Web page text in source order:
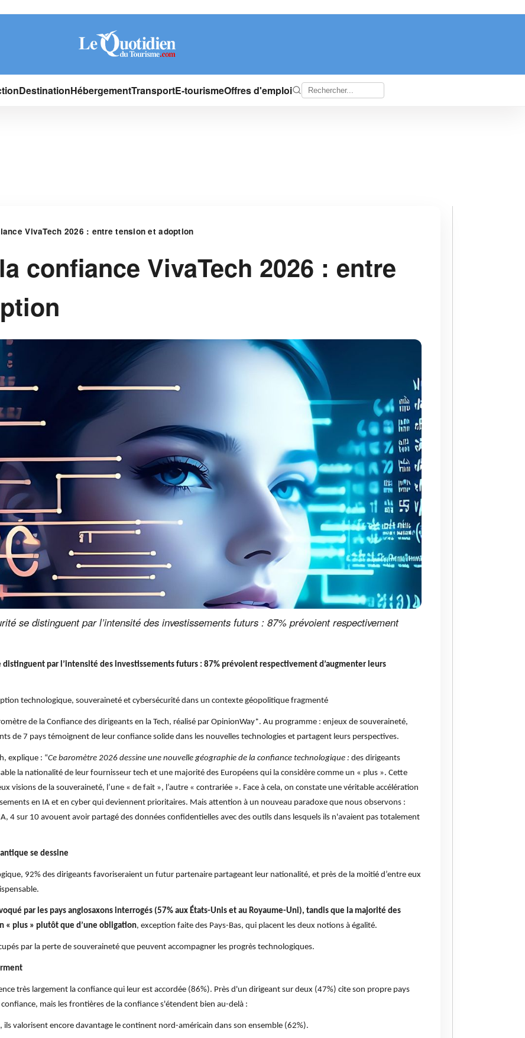
DestinationHébergementTransportE-tourismeOffres d'emploi
VivaTech 2026 : entre tension et adoption
confiance VivaTech 2026 : entre
se distinguent par l’intensité des investissements futurs : 87% prévoient respectivement
par l’intensité des investissements futurs : 87% prévoient respectivement d’augmenter leurs
technologique, souveraineté et cybersécurité dans un contexte géopolitique fragmenté
de la Confiance des dirigeants en la Tech, réalisé par OpinionWay*. Au programme : enjeux de souveraineté,
de 7 pays témoignent de leur confiance solide dans les nouvelles technologies et partagent leurs perspectives.
explique : “Ce baromètre 2026 dessine une nouvelle géographie de la confiance technologique : des dirigeants
la nationalité de leur fournisseur tech et une majorité des Européens qui la considère comme un « plus ». Cette
visions de la souveraineté, l’une « de fait », l’autre « contrariée ». Face à cela, on constate une véritable accélération
en IA et en cyber qui deviennent prioritaires. Mais attention à un nouveau paradoxe que nous observons :
4 sur 10 avouent avoir partagé des données confidentielles avec des outils dans lesquels ils n'avaient pas totalement
se dessine
92% des dirigeants favoriseraient un futur partenaire partageant leur nationalité, et près de la moitié d’entre eux
par les pays anglosaxons interrogés (57% aux États-Unis et au Royaume-Uni), tandis que la majorité des
« plus » plutôt que d’une obligation, exception faite des Pays-Bas, qui placent les deux notions à égalité.
par la perte de souveraineté que peuvent accompagner les progrès technologiques.
très largement la confiance qui leur est accordée (86%). Près d'un dirigeant sur deux (47%) cite son propre pays
mais les frontières de la confiance s'étendent bien au-delà :
ils valorisent encore davantage le continent nord-américain dans son ensemble (62%).